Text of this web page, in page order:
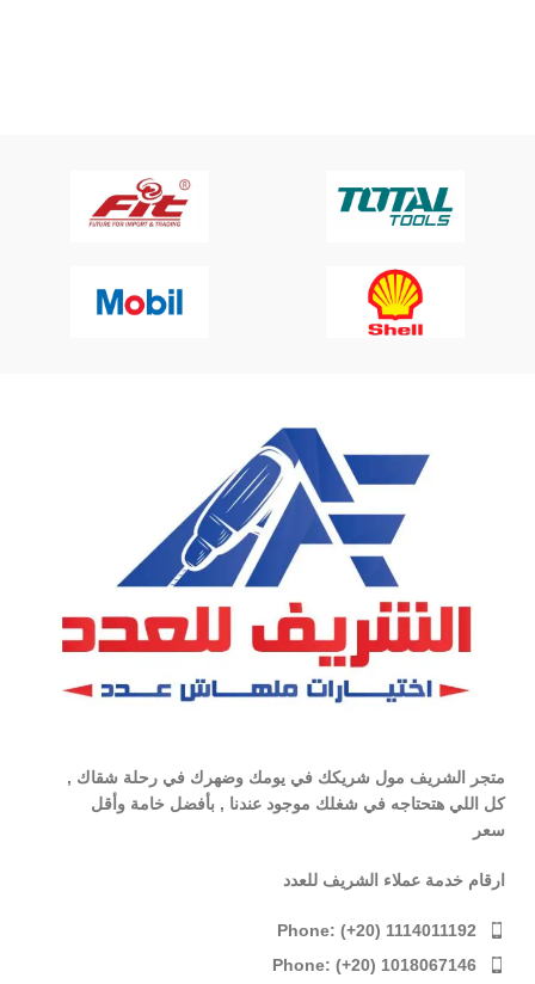
متجر الشريف مول شريكك في يومك وضهرك في رحلة شقاك ,
كل اللي هتحتاجه في شغلك موجود عندنا , بأفضل خامة وأقل
سعر
ارقام خدمة عملاء الشريف للعدد
Phone: (+20) 1114011192
Phone: (+20) 1018067146